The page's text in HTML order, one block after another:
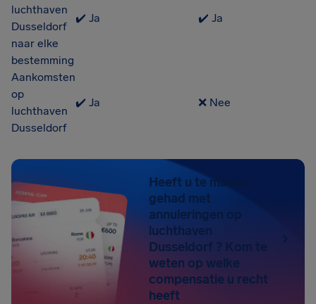
luchthaven
Dusseldorf
naar elke
bestemming
✔️ Ja ✔️ Ja
Aankomsten
op
luchthaven
Dusseldorf
✔️ Ja ❌ Nee
Heeft u te maken
gehad met
annuleringen op
luchthaven
Dusseldorf ? Kom te
weten op welke
compensatie u recht
heeft